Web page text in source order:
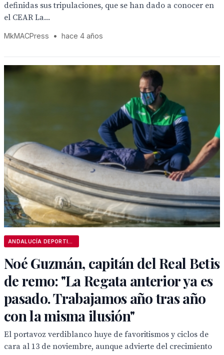
definidas sus tripulaciones, que se han dado a conocer en
el CEAR La...
MkMACPress • hace 4 años
Noé Guzmán, capitán del Real Betis
de remo: "La Regata anterior ya es
pasado. Trabajamos año tras año
con la misma ilusión"
El portavoz verdiblanco huye de favoritismos y ciclos de
cara al 13 de noviembre, aunque advierte del crecimiento